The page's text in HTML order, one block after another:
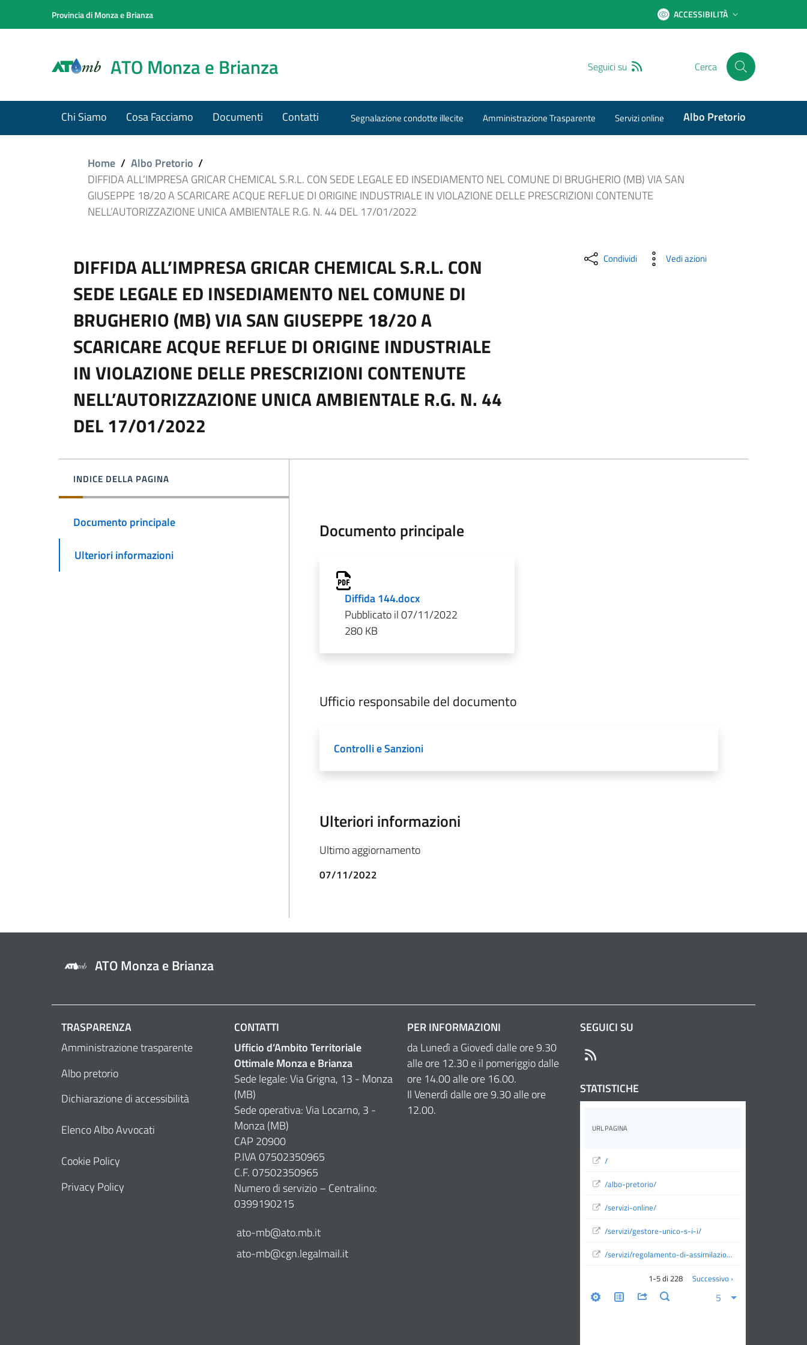
Provincia di Monza e Brianza ACCESSIBILITÀ
ATO Monza e Brianza Seguici su Cerca
Chi Siamo Cosa Facciamo Documenti Contatti Segnalazione condotte illecite Amministrazione Trasparente Servizi online Albo Pretorio
Home / Albo Pretorio /
DIFFIDA ALL’IMPRESA GRICAR CHEMICAL S.R.L. CON SEDE LEGALE ED INSEDIAMENTO NEL COMUNE DI BRUGHERIO (MB) VIA SAN
GIUSEPPE 18/20 A SCARICARE ACQUE REFLUE DI ORIGINE INDUSTRIALE IN VIOLAZIONE DELLE PRESCRIZIONI CONTENUTE
NELL’AUTORIZZAZIONE UNICA AMBIENTALE R.G. N. 44 DEL 17/01/2022
DIFFIDA ALL’IMPRESA GRICAR CHEMICAL S.R.L. CON
SEDE LEGALE ED INSEDIAMENTO NEL COMUNE DI
BRUGHERIO (MB) VIA SAN GIUSEPPE 18/20 A
SCARICARE ACQUE REFLUE DI ORIGINE INDUSTRIALE
IN VIOLAZIONE DELLE PRESCRIZIONI CONTENUTE
NELL’AUTORIZZAZIONE UNICA AMBIENTALE R.G. N. 44
DEL 17/01/2022
Condividi Vedi azioni
INDICE DELLA PAGINA
Documento principale
Ulteriori informazioni
Documento principale
Diffida 144.docx
Pubblicato il 07/11/2022
280 KB
Ufficio responsabile del documento
Controlli e Sanzioni
Ulteriori informazioni
Ultimo aggiornamento
07/11/2022
ATO Monza e Brianza
TRASPARENZA
Amministrazione trasparente
Albo pretorio
Dichiarazione di accessibilità
Elenco Albo Avvocati
Cookie Policy
Privacy Policy
CONTATTI
Ufficio d’Ambito Territoriale
Ottimale Monza e Brianza
Sede legale: Via Grigna, 13 - Monza
(MB)
Sede operativa: Via Locarno, 3 -
Monza (MB)
CAP 20900
P.IVA 07502350965
C.F. 07502350965
Numero di servizio – Centralino:
0399190215
ato-mb@ato.mb.it
ato-mb@cgn.legalmail.it
PER INFORMAZIONI
da Lunedì a Giovedì dalle ore 9.30
alle ore 12.30 e il pomeriggio dalle
ore 14.00 alle ore 16.00.
Il Venerdì dalle ore 9.30 alle ore
12.00.
SEGUICI SU
STATISTICHE